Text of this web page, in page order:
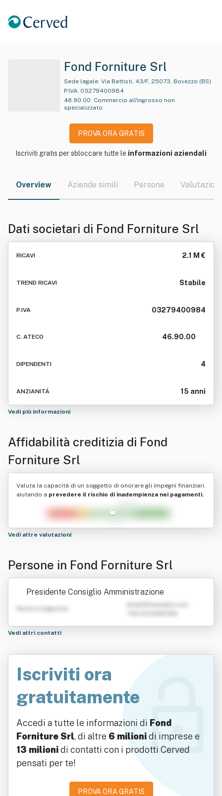
Fond Forniture Srl
Sede legale: Via Battisti, 43/F, 25073, Bovezzo (BS)
P.IVA: 03279400984
46.90.00: Commercio all'ingrosso non
specializzato
PROVA ORA GRATIS
Iscriviti gratis per sbloccare tutte le informazioni aziendali
Overview Aziende simili Persone Valutazioni
Dati societari di Fond Forniture Srl
RICAVI 2.1 M €
TREND RICAVI Stabile
P.IVA 03279400984
C. ATECO 46.90.00
DIPENDENTI 4
ANZIANITÁ 15 anni
Vedi più informazioni
Affidabilità creditizia di Fond
Forniture Srl
Valuta la capacità di un soggetto di onorare gli impegni finanziari,
aiutando a prevedere il rischio di inadempienza nei pagamenti.
Vedi altre valutazioni
Persone in Fond Forniture Srl
Presidente Consiglio Amministrazione
Nome e Cognome
Vedi altri contatti
Iscriviti ora
gratuitamente
Accedi a tutte le informazioni di Fond
Forniture Srl, di altre 6 milionidi imprese e
13 milionidi contatti con i prodotti Cerved
pensati per te!
PROVA ORA GRATIS